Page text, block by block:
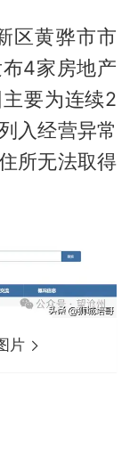
区黄骅市市
4家房地产
要为连续2
入经营异常
所无法取得
片